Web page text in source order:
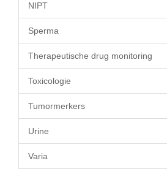
NIPT
Sperma
Therapeutische drug monitoring
Toxicologie
Tumormerkers
Urine
Varia